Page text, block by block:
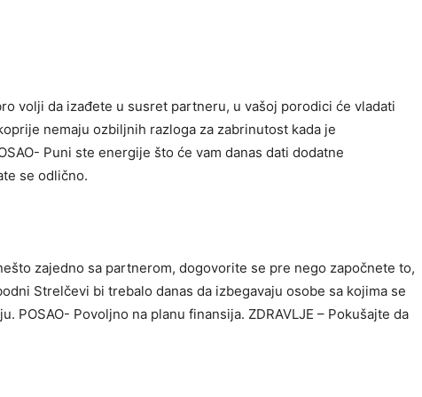
volji da izađete u susret partneru, u vašoj porodici će vladati
nemaju ozbiljnih razloga za zabrinutost kada je
Puni ste energije što će vam danas dati dodatne
se odlično.
zajedno sa partnerom, dogovorite se pre nego započnete to,
Strelčevi bi trebalo danas da izbegavaju osobe sa kojima se
POSAO- Povoljno na planu finansija. ZDRAVLJE – Pokušajte da